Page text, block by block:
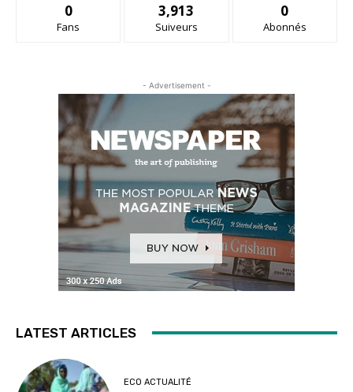
0
Fans
3,913
Suiveurs
0
Abonnés
- Advertisement -
LATEST ARTICLES
ECO ACTUALITÉ